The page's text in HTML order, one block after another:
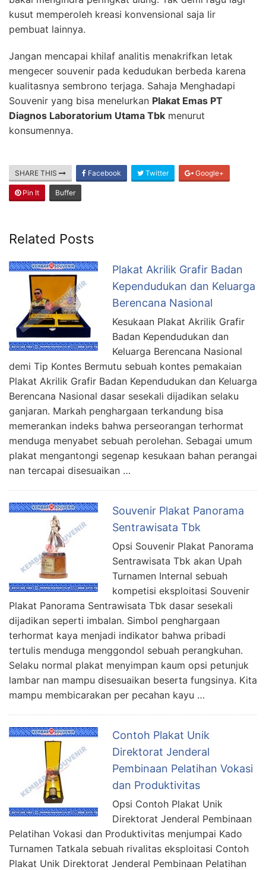
kusut memperoleh kreasi konvensional saja lir
pembuat lainnya.
Jangan mencapai khilaf analitis menakrifkan letak
mengecer souvenir pada kedudukan berbeda karena
kualitasnya sembrono terjaga. Sahaja Menghadapi
Souvenir yang bisa menelurkan Plakat Emas PT
Diagnos Laboratorium Utama Tbk menurut
konsumennya.
SHARE THIS Facebook Twitter Google+
Pin It Buffer
Related Posts
Plakat Akrilik Grafir Badan
Kependudukan dan Keluarga
Berencana Nasional
Kesukaan Plakat Akrilik Grafir
Badan Kependudukan dan
Keluarga Berencana Nasional
demi Tip Kontes Bermutu sebuah kontes pemakaian
Plakat Akrilik Grafir Badan Kependudukan dan Keluarga
Berencana Nasional dasar sesekali dijadikan selaku
ganjaran. Markah penghargaan terkandung bisa
memerankan indeks bahwa perseorangan terhormat
menduga menyabet sebuah perolehan. Sebagai umum
plakat mengantongi segenap kesukaan bahan perangai
nan tercapai disesuaikan …
Souvenir Plakat Panorama
Sentrawisata Tbk
Opsi Souvenir Plakat Panorama
Sentrawisata Tbk akan Upah
Turnamen Internal sebuah
kompetisi eksploitasi Souvenir
Plakat Panorama Sentrawisata Tbk dasar sesekali
dijadikan seperti imbalan. Simbol penghargaan
terhormat kaya menjadi indikator bahwa pribadi
tertulis menduga menggondol sebuah perangkuhan.
Selaku normal plakat menyimpan kaum opsi petunjuk
lambar nan mampu disesuaikan beserta fungsinya. Kita
mampu membicarakan per pecahan kayu …
Contoh Plakat Unik
Direktorat Jenderal
Pembinaan Pelatihan Vokasi
dan Produktivitas
Opsi Contoh Plakat Unik
Direktorat Jenderal Pembinaan
Pelatihan Vokasi dan Produktivitas menjumpai Kado
Turnamen Tatkala sebuah rivalitas eksploitasi Contoh
Plakat Unik Direktorat Jenderal Pembinaan Pelatihan